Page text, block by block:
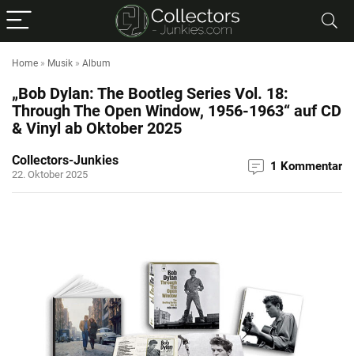
Home » Musik » Album
„Bob Dylan: The Bootleg Series Vol. 18:
Through The Open Window, 1956-1963“ auf CD
& Vinyl ab Oktober 2025
Collectors-Junkies
22. Oktober 2025
1 Kommentar